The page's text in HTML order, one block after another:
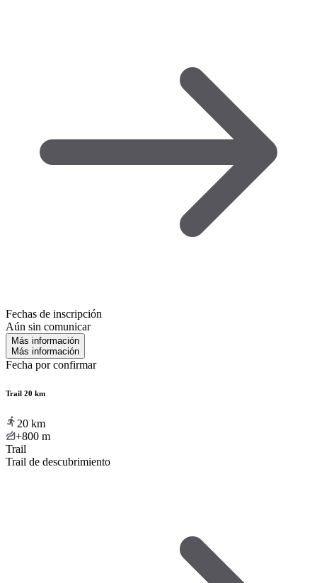
Fechas de inscripción
Aún sin comunicar
Más información
Más información
Fecha por confirmar
Trail 20 km
20 km
+800 m
Trail
Trail de descubrimiento